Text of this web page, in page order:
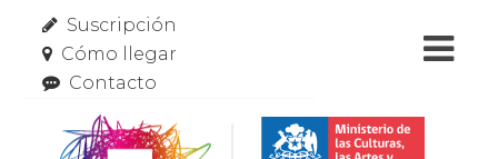
Suscripción
Cómo llegar
Contacto